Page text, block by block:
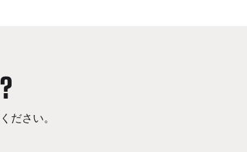
ださい。